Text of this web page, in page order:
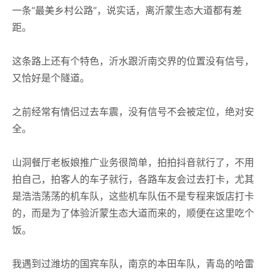
一条“最美乡村公路”，说实话，离沂蒙生态大道都有差
距。
这条路上还有个特色，沂水跟沂南交界的位置没有信号，
又恰好是个隧道。
之前经常有情侣过去车震，没有信号不会被定位，绝对安
全。
山洞餐厅老板娘推广业务很简单，拍拍抖音就行了，不用
拍自己，拍客人的车子就行，各路车友会过去打卡，尤其
是浩浩荡荡的机车队，这些机车队伍不是专程来饭店打卡
的，而是为了体验沂蒙生态大道而来的，顺便在这里吃个
饭。
我遇到过潍坊的国宾车队，南京的本田车队，青岛的哈雷